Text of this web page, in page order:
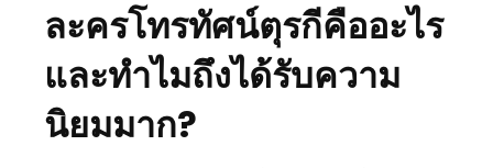
ละครโทรทัศน์ตุรกีคืออะไร
และทำไมถึงได้รับความ
นิยมมาก?